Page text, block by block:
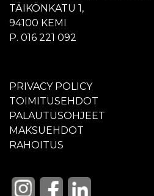
TÄIKÖNKATU 1,
94100 KEMI
P. 016 221 092
PRIVACY POLICY
TOIMITUSEHDOT
PALAUTUSOHJEET
MAKSUEHDOT
RAHOITUS